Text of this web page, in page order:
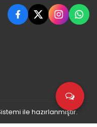
ile hazırlanmıştır.